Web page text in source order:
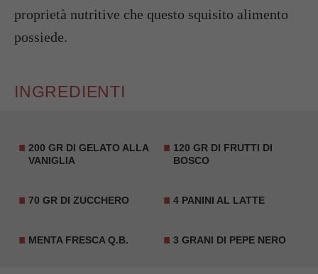
proprietà nutritive che questo squisito alimento
possiede.
INGREDIENTI
200 GR DI GELATO ALLA
VANIGLIA
120 GR DI FRUTTI DI
BOSCO
70 GR DI ZUCCHERO 4 PANINI AL LATTE
MENTA FRESCA Q.B. 3 GRANI DI PEPE NERO